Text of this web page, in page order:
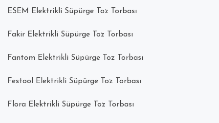
ESEM Elektrikli Süpürge Toz Torbası
Fakir Elektrikli Süpürge Toz Torbası
Fantom Elektrikli Süpürge Toz Torbası
Festool Elektrikli Süpürge Toz Torbası
Flora Elektrikli Süpürge Toz Torbası